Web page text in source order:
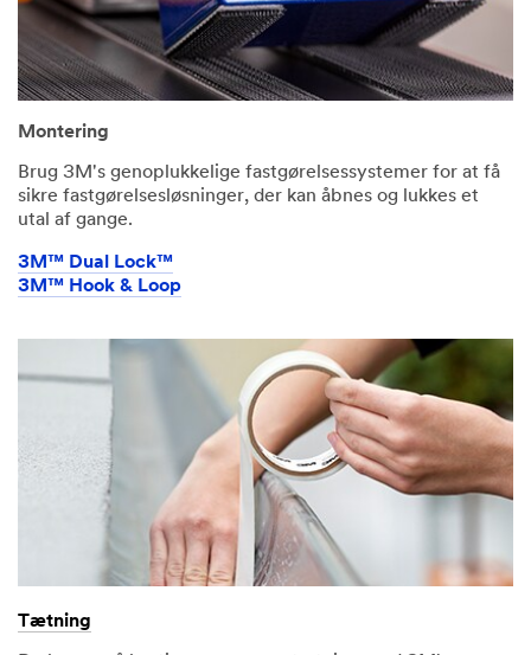
Montering
Brug 3M's genoplukkelige fastgørelsessystemer for at få
sikre fastgørelsesløsninger, der kan åbnes og lukkes et
utal af gange.
3M™ Dual Lock™
3M™ Hook & Loop
Tætning